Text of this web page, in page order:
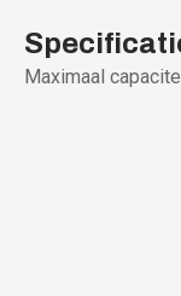
Maximaal